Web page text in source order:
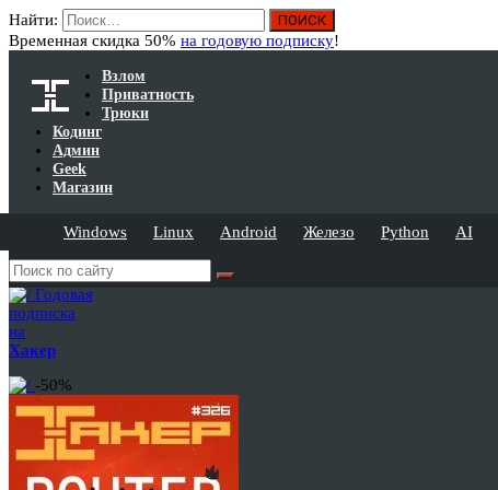
Найти:
Временная скидка 50% на годовую подписку!
Взлом
Приватность
Трюки
Кодинг
Админ
Geek
Магазин
Windows Linux Android Железо Python AI
Годовая
подписка
на
Хакер
-50%